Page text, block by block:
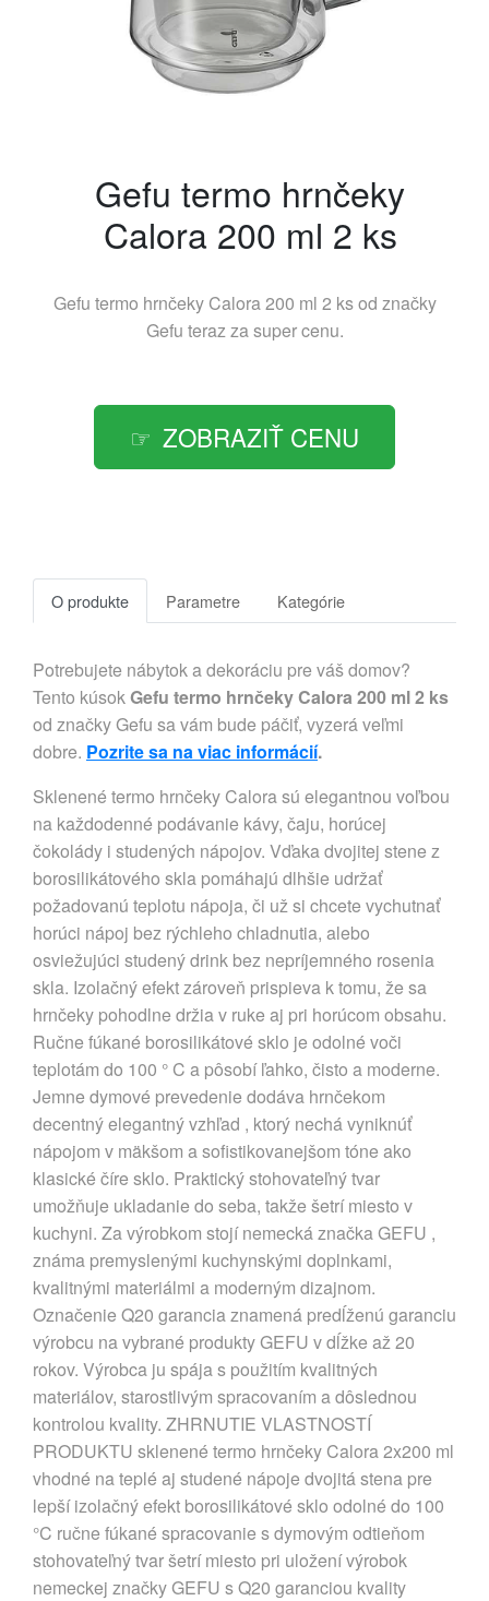
Gefu termo hrnčeky
Calora 200 ml 2 ks
Gefu termo hrnčeky Calora 200 ml 2 ks od značky
Gefu teraz za super cenu.
ZOBRAZIŤ CENU
O produkte Parametre Kategórie
Potrebujete nábytok a dekoráciu pre váš domov?
Tento kúsokGefu termo hrnčeky Calora 200 ml 2 ks
od značky Gefu sa vám bude páčiť, vyzerá veľmi
dobre. Pozrite sa na viac informácií.
Sklenené termo hrnčeky Calora sú elegantnou voľbou
na každodenné podávanie kávy, čaju, horúcej
čokolády i studených nápojov. Vďaka dvojitej stene z
borosilikátového skla pomáhajú dlhšie udržať
požadovanú teplotu nápoja, či už si chcete vychutnať
horúci nápoj bez rýchleho chladnutia, alebo
osviežujúci studený drink bez nepríjemného rosenia
skla. Izolačný efekt zároveň prispieva k tomu, že sa
hrnčeky pohodlne držia v ruke aj pri horúcom obsahu.
Ručne fúkané borosilikátové sklo je odolné voči
teplotám do 100 ° C a pôsobí ľahko, čisto a moderne.
Jemne dymové prevedenie dodáva hrnčekom
decentný elegantný vzhľad , ktorý nechá vyniknúť
nápojom v mäkšom a sofistikovanejšom tóne ako
klasické číre sklo. Praktický stohovateľný tvar
umožňuje ukladanie do seba, takže šetrí miesto v
kuchyni. Za výrobkom stojí nemecká značka GEFU ,
známa premyslenými kuchynskými doplnkami,
kvalitnými materiálmi a moderným dizajnom.
Označenie Q20 garancia znamená predĺženú garanciu
výrobcu na vybrané produkty GEFU v dĺžke až 20
rokov. Výrobca ju spája s použitím kvalitných
materiálov, starostlivým spracovaním a dôslednou
kontrolou kvality. ZHRNUTIE VLASTNOSTÍ
PRODUKTU sklenené termo hrnčeky Calora 2x200 ml
vhodné na teplé aj studené nápoje dvojitá stena pre
lepší izolačný efekt borosilikátové sklo odolné do 100
°C ručne fúkané spracovanie s dymovým odtieňom
stohovateľný tvar šetrí miesto pri uložení výrobok
nemeckej značky GEFU s Q20 garanciou kvality